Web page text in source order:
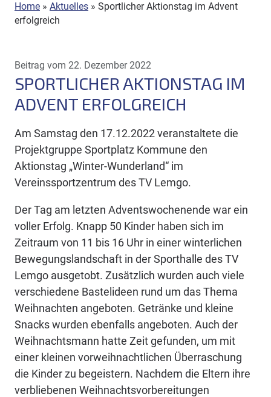
Home » Aktuelles » Sportlicher Aktionstag im Advent
erfolgreich
Beitrag vom 22. Dezember 2022
SPORTLICHER AKTIONSTAG IM
ADVENT ERFOLGREICH
Am Samstag den 17.12.2022 veranstaltete die
Projektgruppe Sportplatz Kommune den
Aktionstag „Winter-Wunderland“ im
Vereinssportzentrum des TV Lemgo.
Der Tag am letzten Adventswochenende war ein
voller Erfolg. Knapp 50 Kinder haben sich im
Zeitraum von 11 bis 16 Uhr in einer winterlichen
Bewegungslandschaft in der Sporthalle des TV
Lemgo ausgetobt. Zusätzlich wurden auch viele
verschiedene Bastelideen rund um das Thema
Weihnachten angeboten. Getränke und kleine
Snacks wurden ebenfalls angeboten. Auch der
Weihnachtsmann hatte Zeit gefunden, um mit
einer kleinen vorweihnachtlichen Überraschung
die Kinder zu begeistern. Nachdem die Eltern ihre
verbliebenen Weihnachtsvorbereitungen